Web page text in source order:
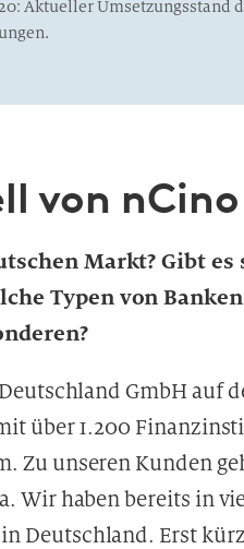
Aktueller Umsetzungsstand
von nCino
Markt? Gibt es
Typen von
GmbH auf
über 1.200
Zu unseren Kunden
Wir haben bereits in
Deutschland. Erst